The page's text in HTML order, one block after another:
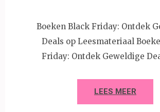
Boeken Black Friday: Ontdek
Deals op Leesmateriaal
Friday: Ontdek Geweldige
LEES MEER